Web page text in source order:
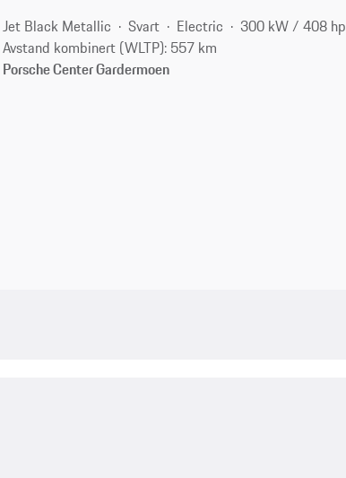
Jet Black Metallic Svart Electric 300 kW / 408 hp
Avstand kombinert (WLTP): 557 km
Porsche Center Gardermoen